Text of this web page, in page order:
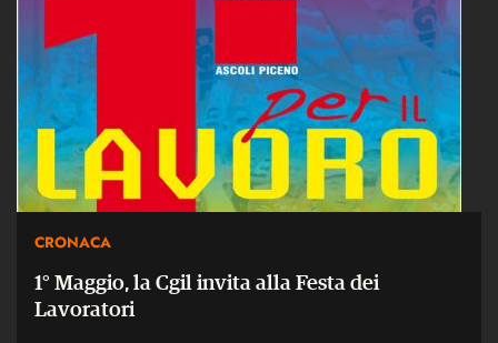
CRONACA
1° Maggio, la Cgil invita alla Festa dei
Lavoratori